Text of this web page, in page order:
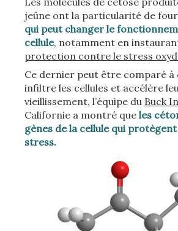
jeûne ont la particularité de
qui peut changer le
cellule, notamment en
protection contre le stress
Ce dernier peut être comparé à
infiltre les cellules et accélère
vieillissement, l’équipe du Buck
Californie a montré que les
gènes de la cellule qui
stress.